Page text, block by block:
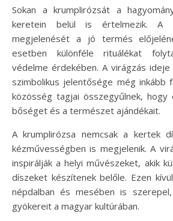
Sokan a krumplirózsát a
keretein belül is értelmezik. A
megjelenését a jó termés
esetben különféle rituálékat
védelme érdekében. A virágzás
szimbolikus jelentősége még inkább
közösség tagjai összegyűlnek, hogy
bőséget és a természet ajándékait.
A krumplirózsa nemcsak a kertek
kézművességben is megjelenik. A
inspirálják a helyi művészeket, akik
díszeket készítenek belőle. Ezen
népdalban és mesében is
gyökereit a magyar kultúrában.